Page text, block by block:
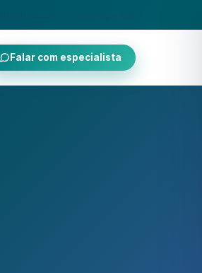
Falar com especialista